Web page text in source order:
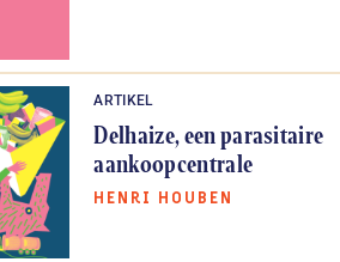
ARTIKEL
Delhaize, een parasitaire
aankoopcentrale
HENRI HOUBEN